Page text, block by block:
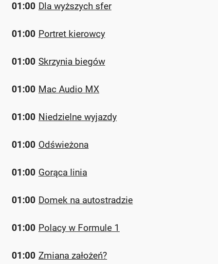
01:00 Dla wyższych sfer
01:00 Portret kierowcy
01:00 Skrzynia biegów
01:00 Mac Audio MX
01:00 Niedzielne wyjazdy
01:00 Odświeżona
01:00 Gorąca linia
01:00 Domek na autostradzie
01:00 Polacy w Formule 1
01:00 Zmiana założeń?